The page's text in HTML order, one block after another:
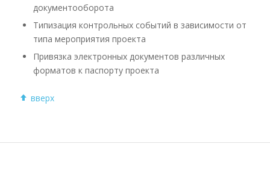
документооборота
Типизация контрольных событий в зависимости от
типа мероприятия проекта
Привязка электронных документов различных
форматов к паспорту проекта
вверх